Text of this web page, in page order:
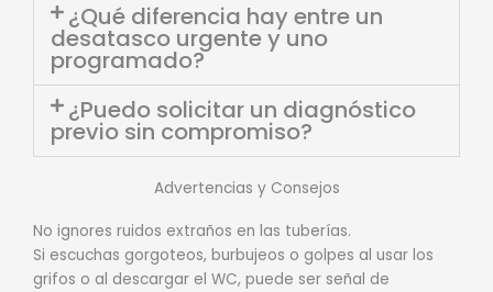
¿Qué diferencia hay entre un
desatasco urgente y uno
programado?
¿Puedo solicitar un diagnóstico
previo sin compromiso?
Advertencias y Consejos
No ignores ruidos extraños en las tuberías.
Si escuchas gorgoteos, burbujeos o golpes al usar los
grifos o al descargar el WC, puede ser señal de